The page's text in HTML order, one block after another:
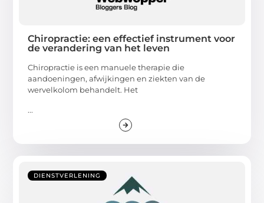
Chiropractie: een effectief instrument voor
de verandering van het leven
Chiropractie is een manuele therapie die
aandoeningen, afwijkingen en ziekten van de
wervelkolom behandelt. Het
...
DIENSTVERLENING